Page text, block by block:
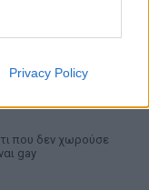
Privacy Policy
που δεν χωρούσε
gay